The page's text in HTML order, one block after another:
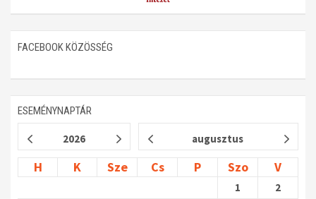
FACEBOOK KÖZÖSSÉG
ESEMÉNYNAPTÁR
2026 augusztus
H K Sze Cs P Szo V
1 2